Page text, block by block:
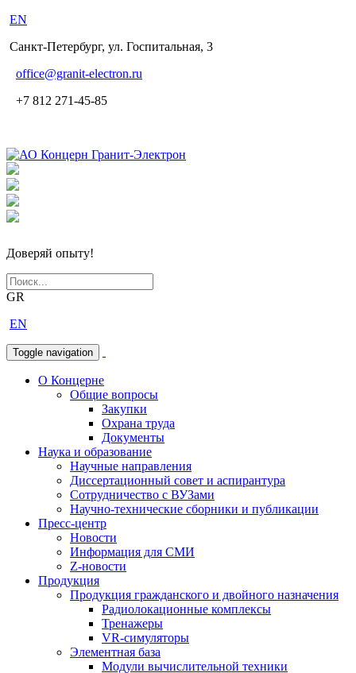
EN
Санкт-Петербург, ул. Госпитальная, 3
office@granit-electron.ru
+7 812 271-45-85
Доверяй опыту!
GR
EN
Toggle navigation
О Концерне
Общие вопросы
Закупки
Охрана труда
Документы
Наука и образование
Научные направления
Диссертационный совет и аспирантура
Сотрудничество с ВУЗами
Научно-технические сборники и публикации
Пресс-центр
Новости
Информация для СМИ
Z-новости
Продукция
Продукция гражданского и двойного назначения
Радиолокационные комплексы
Тренажеры
VR-симуляторы
Элементная база
Модули вычислительной техники